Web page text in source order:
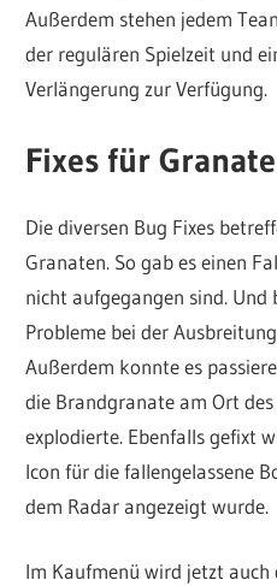
Außerdem stehen jedem
der regulären Spielzeit und
Verlängerung zur Verfügung.
Fixes für
Die diversen Bug Fixes
Granaten. So gab es einen
nicht aufgegangen sind.
Probleme bei der
Außerdem konnte es
die Brandgranate am Ort
explodierte. Ebenfalls gefixt
Icon für die fallengelassene
dem Radar angezeigt wurde.
Im Kaufmenü wird jetzt